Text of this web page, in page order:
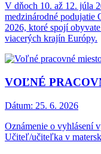
V dňoch 10. až 12. júla
medzinárodné
2026, ktoré spojí
viacerých krajín Európy.
VOĽNÉ
Dátum: 25. 6. 2026
Oznámenie o vyhlásení
Učiteľ/učiteľka v